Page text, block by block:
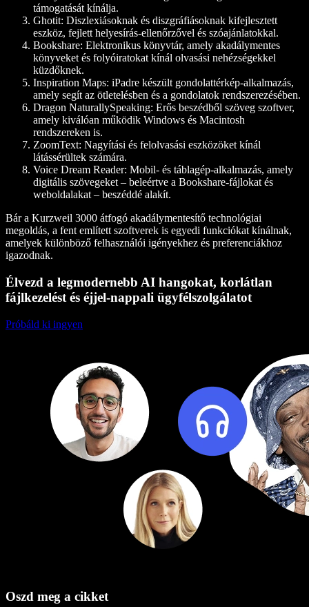
támogatását kínálja.
Ghotit: Diszlexiásoknak és diszgráfiásoknak kifejlesztett
eszköz, fejlett helyesírás-ellenőrzővel és szóajánlatokkal.
Bookshare: Elektronikus könyvtár, amely akadálymentes
könyveket és folyóiratokat kínál olvasási nehézségekkel
küzdőknek.
Inspiration Maps: iPadre készült gondolattérkép-alkalmazás,
amely segít az ötletelésben és a gondolatok rendszerezésében.
Dragon NaturallySpeaking: Erős beszédből szöveg szoftver,
amely kiválóan működik Windows és Macintosh
rendszereken is.
ZoomText: Nagyítási és felolvasási eszközöket kínál
látássérültek számára.
Voice Dream Reader: Mobil- és táblagép-alkalmazás, amely
digitális szövegeket – beleértve a Bookshare-fájlokat és
weboldalakat – beszéddé alakít.
Bár a Kurzweil 3000 átfogó akadálymentesítő technológiai
megoldás, a fent említett szoftverek is egyedi funkciókat kínálnak,
amelyek különböző felhasználói igényekhez és preferenciákhoz
igazodnak.
Élvezd a legmodernebb AI hangokat, korlátlan
fájlkezelést és éjjel-nappali ügyfélszolgálatot
Próbáld ki ingyen
Oszd meg a cikket